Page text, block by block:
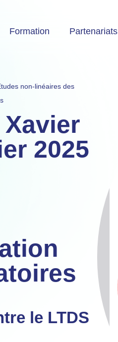
Formation Partenariats
non-linéaires des
2025
le LTDS